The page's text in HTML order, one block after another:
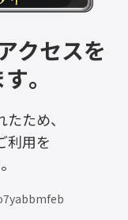
クセスを
。
ため、
利用を